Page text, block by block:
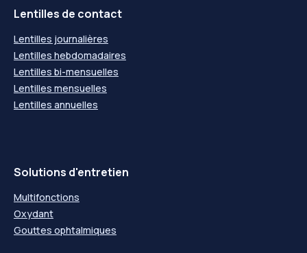
Lentilles de contact
Lentilles journalières
Lentilles hebdomadaires
Lentilles bi-mensuelles
Lentilles mensuelles
Lentilles annuelles
Solutions d'entretien
Multifonctions
Oxydant
Gouttes ophtalmiques